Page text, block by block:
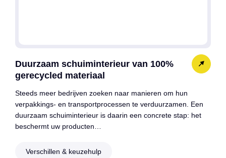
Duurzaam schuiminterieur van 100%
gerecycled materiaal
Steeds meer bedrijven zoeken naar manieren om hun
verpakkings- en transportprocessen te verduurzamen. Een
duurzaam schuiminterieur is daarin een concrete stap: het
beschermt uw producten…
Verschillen & keuzehulp